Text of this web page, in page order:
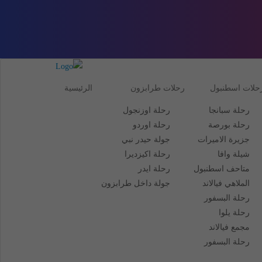
الرئيسية رحلات طرابزون
رحلة اوزنجول
رحلة اوردو
جولة حيدر نبي
رحلة اكيزديرا
رحلة ايدر
جولة داخل طرابزون
اسطنبول
رحلة سبانجا
رحلة بورصة
جزيرة الاميرات
شيلة وافا
متاحف اسطنبول
الملاهي فيالاند
رحلة البسفور
رحلة يلوا
مجمع فيالاند
رحلة البسفور